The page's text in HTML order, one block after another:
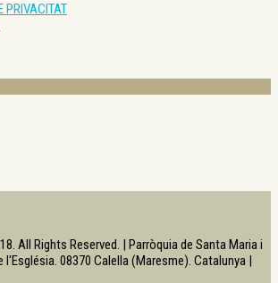
PRIVACITAT
All Rights Reserved. | Parròquia de Santa Maria i
08370 Calella (Maresme). Catalunya |